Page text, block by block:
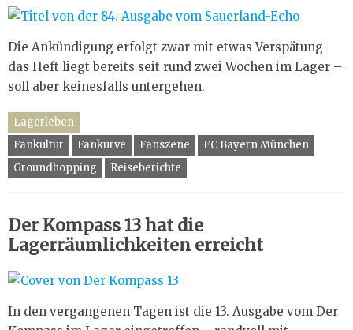
Die Ankündigung erfolgt zwar mit etwas Verspätung –
das Heft liegt bereits seit rund zwei Wochen im Lager –
soll aber keinesfalls untergehen.
Lagerleben
Fankultur
Fankurve Fanszene
FC Bayern München
Groundhopping
Reiseberichte
Der Kompass 13 hat die
Lagerräumlichkeiten erreicht
In den vergangenen Tagen ist die 13. Ausgabe vom Der